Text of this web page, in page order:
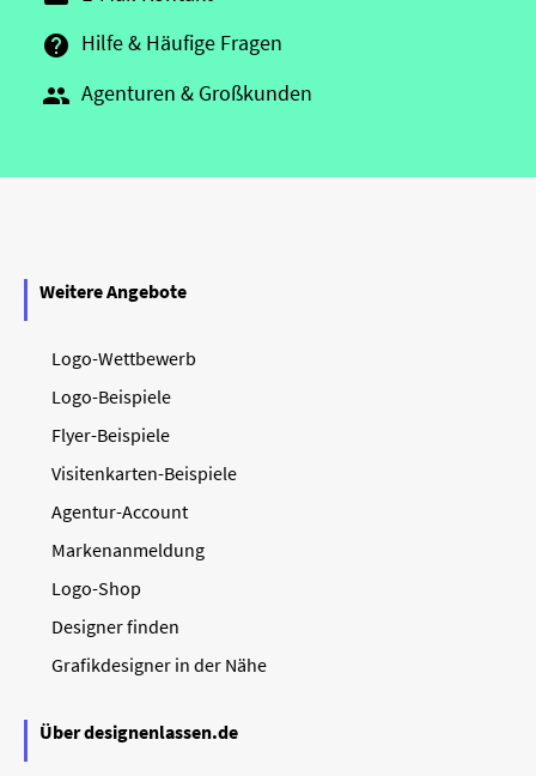
 Hilfe & Häufige Fragen
 Agenturen & Großkunden
Weitere Angebote
Logo-Wettbewerb
Logo-Beispiele
Flyer-Beispiele
Visitenkarten-Beispiele
Agentur-Account
Markenanmeldung
Logo-Shop
Designer finden
Grafikdesigner in der Nähe
Über designenlassen.de